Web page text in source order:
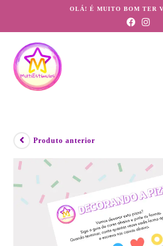
OLÁ! É MUITO BOM TER
Produto anterior